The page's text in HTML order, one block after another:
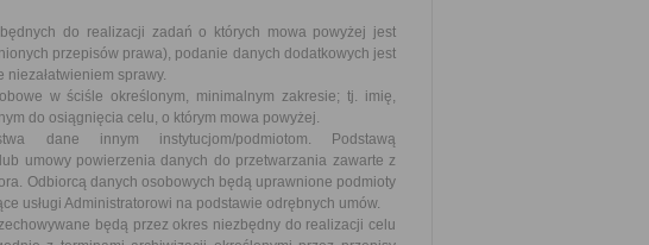
do realizacji zadań o których mowa powyżej jest
przepisów prawa), podanie danych dodatkowych jest
sprawy.
w ściśle określonym, minimalnym zakresie; tj. imię,
do osiągnięcia celu, o którym mowa powyżej.
dane innym instytucjom/podmiotom. Podstawą
umowy powierzenia danych do przetwarzania zawarte z
Odbiorcą danych osobowych będą uprawnione podmioty
usługi Administratorowi na podstawie odrębnych umów.
będą przez okres niezbędny do realizacji celu